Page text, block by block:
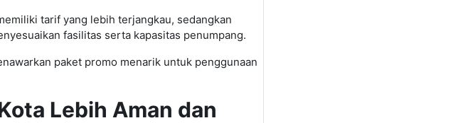
tarif yang lebih terjangkau, sedangkan
fasilitas serta kapasitas penumpang.
paket promo menarik untuk penggunaan
Lebih Aman dan